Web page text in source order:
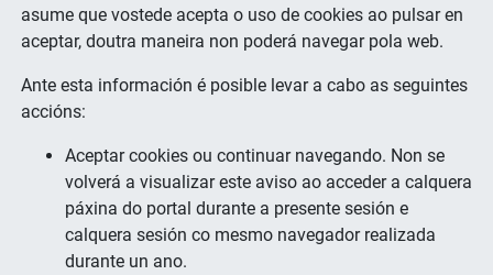
asume que vostede acepta o uso de cookies ao pulsar en
aceptar, doutra maneira non poderá navegar pola web.
Ante esta información é posible levar a cabo as seguintes
accións:
Aceptar cookies ou continuar navegando. Non se
volverá a visualizar este aviso ao acceder a calquera
páxina do portal durante a presente sesión e
calquera sesión co mesmo navegador realizada
durante un ano.